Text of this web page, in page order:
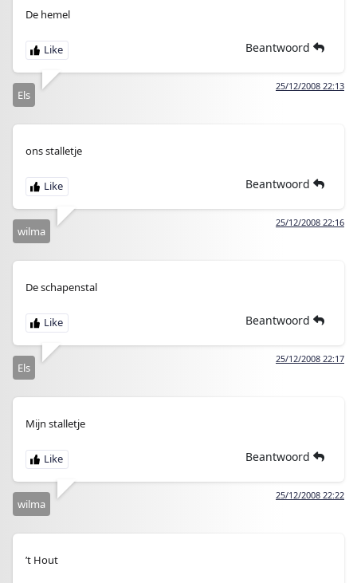
De hemel
Beantwoord
25/12/2008 22:13
Els
ons stalletje
Beantwoord
25/12/2008 22:16
wilma
De schapenstal
Beantwoord
25/12/2008 22:17
Els
Mijn stalletje
Beantwoord
25/12/2008 22:22
wilma
’t Hout